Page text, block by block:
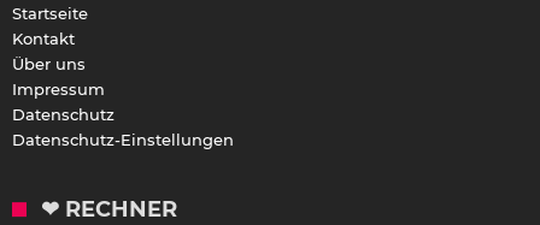
Startseite
Kontakt
Über uns
Impressum
Datenschutz
Datenschutz-Einstellungen
❤ RECHNER